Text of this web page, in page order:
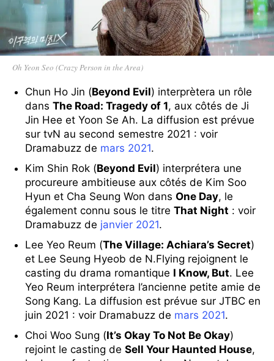
Oh Yeon Seo (Crazy Person in the Area)
Chun Ho Jin (Beyond Evil) interprètera un rôle
dans The Road: Tragedy of 1, aux côtés de Ji
Jin Hee et Yoon Se Ah. La diffusion est prévue
sur tvN au second semestre 2021 : voir
Dramabuzz de mars 2021.
Kim Shin Rok (Beyond Evil) interprétera une
procureure ambitieuse aux côtés de Kim Soo
Hyun et Cha Seung Won dans One Day, le
également connu sous le titre That Night : voir
Dramabuzz de janvier 2021.
Lee Yeo Reum (The Village: Achiara’s Secret)
et Lee Seung Hyeob de N.Flying rejoignent le
casting du drama romantique I Know, But. Lee
Yeo Reum interprétera l’ancienne petite amie de
Song Kang. La diffusion est prévue sur JTBC en
juin 2021 : voir Dramabuzz de mars 2021.
Choi Woo Sung (It’s Okay To Not Be Okay)
rejoint le casting de Sell Your Haunted House,